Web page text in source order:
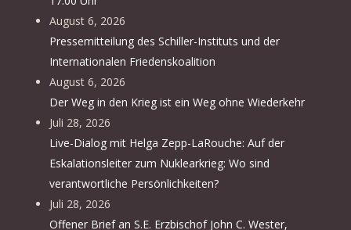
August 6, 2026
Pressemitteilung des Schiller-Instituts und der
Internationalen Friedenskoalition
August 6, 2026
Der Weg in den Krieg ist ein Weg ohne Wiederkehr
Juli 28, 2026
Live-Dialog mit Helga Zepp-LaRouche: Auf der
Eskalationsleiter zum Nuklearkrieg: Wo sind
verantwortliche Persönlichkeiten?
Juli 28, 2026
Offener Brief an S.E. Erzbischof John C. Wester,